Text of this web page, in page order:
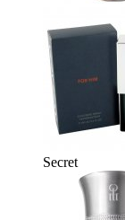
Secret